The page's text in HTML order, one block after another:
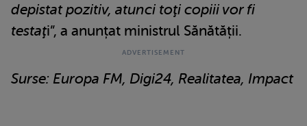
depistat pozitiv, atunci toţi copiii vor fi
testaţi”, a anunțat ministrul Sănătății.
Surse: Europa FM, Digi24, Realitatea, Impact